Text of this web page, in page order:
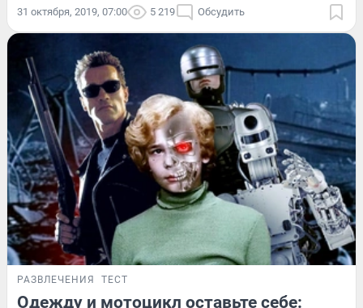
31 октября, 2019, 07:00 5 219 Обсудить
РАЗВЛЕЧЕНИЯ ТЕСТ
Одежду и мотоцикл оставьте себе: